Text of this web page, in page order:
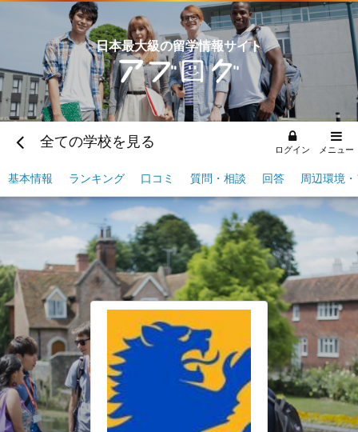
日本最大級の留学情報サイト
全ての学校を見る ログイン メニュー
基本情報 ランキング 口コミ 質問・相談 回答 周辺環境